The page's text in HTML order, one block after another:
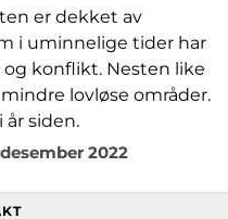
er dekket av
i uminnelige tider har
konflikt. Nesten like
lovløse områder.
siden.
desember 2022